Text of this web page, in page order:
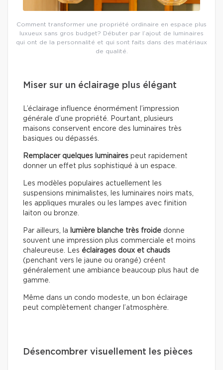
Comment transformer une propriété ordinaire en espace plus
luxueux sans gros budget? Débuter par l’ajout de luminaires
qui ont de la personnalité et qui sont faits dans des matériaux
de qualité.
Miser sur un éclairage plus élégant
L’éclairage influence énormément l’impression
générale d’une propriété. Pourtant, plusieurs
maisons conservent encore des luminaires très
basiques ou dépassés.
Remplacer quelques luminaires peut rapidement
donner un effet plus sophistiqué à un espace.
Les modèles populaires actuellement les
suspensions minimalistes, les luminaires noirs mats,
les appliques murales ou les lampes avec finition
laiton ou bronze.
Par ailleurs, la lumière blanche très froide donne
souvent une impression plus commerciale et moins
chaleureuse. Les éclairages doux et chauds
(penchant vers le jaune ou orangé) créent
généralement une ambiance beaucoup plus haut de
gamme.
Même dans un condo modeste, un bon éclairage
peut complètement changer l’atmosphère.
Désencombrer visuellement les pièces